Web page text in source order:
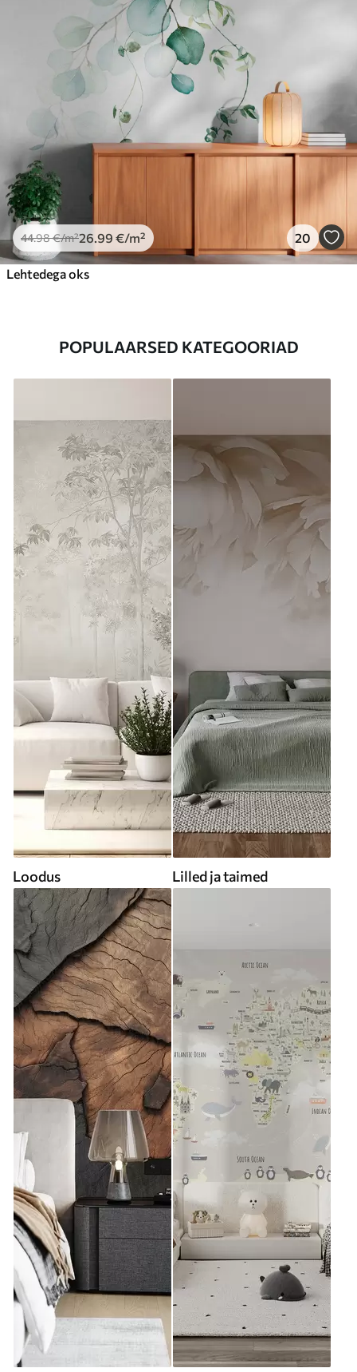
44.98€/m²26 .99 €/m² 20
Lehtedega oks
POPULAARSED KATEGOORIAD
Loodus Lilled ja taimed